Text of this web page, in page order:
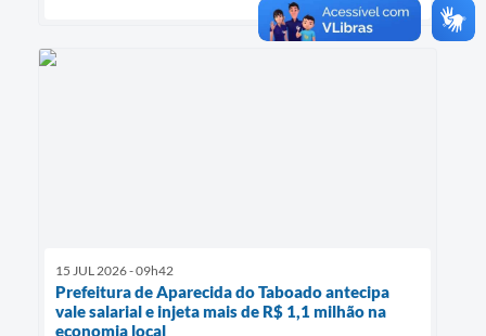
15 JUL 2026 - 09h42
Prefeitura de Aparecida do Taboado antecipa
vale salarial e injeta mais de R$ 1,1 milhão na
economia local